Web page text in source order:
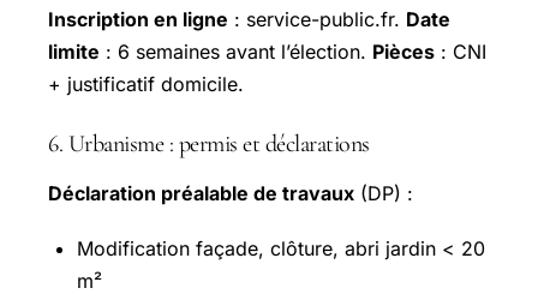
Inscription en ligne : service-public.fr. Date
limite : 6 semaines avant l’élection. Pièces : CNI
+ justificatif domicile.
6. Urbanisme : permis et déclarations
Déclaration préalable de travaux (DP) :
Modification façade, clôture, abri jardin < 20
m²